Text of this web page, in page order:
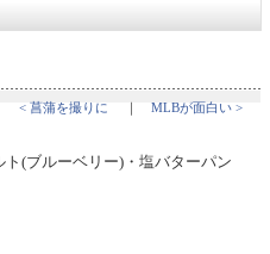
< 菖蒲を撮りに ｜ MLBが面白い >
(ブルーベリー)・塩バターパン